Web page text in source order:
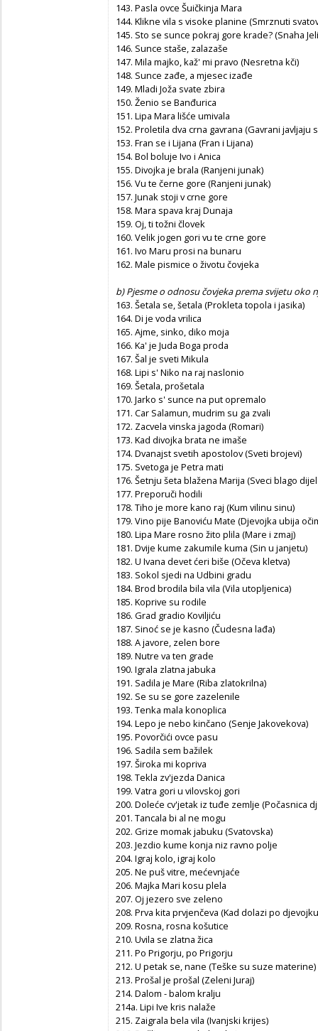
143. Pasla ovce Šuičkinja Mara
144. Klikne vila s visoke planine (Smrznuti
145. Sto se sunce pokraj gore krade? (Snaha
146. Sunce staše, zalazaše
147. Mila majko, kaž' mi pravo (Nesretna kči)
148. Sunce zađe, a mjesec izađe
149. Mladi Joža svate zbira
150. Ženio se Banđurica
151. Lipa Mara lišće umivala
152. Proletila dva crna gavrana (Gavrani javljaju
153. Fran se i Lijana (Fran i Lijana)
154. Bol boluje Ivo i Anica
155. Divojka je brala (Ranjeni junak)
156. Vu te černe gore (Ranjeni junak)
157. Junak stoji v crne gore
158. Mara spava kraj Dunaja
159. Oj, ti tožni človek
160. Velik jogen gori vu te crne gore
161. Ivo Maru prosi na bunaru
162. Male pismice o životu čovjeka
b) Pjesme o odnosu čovjeka prema svijetu oko
163. Šetala se, šetala (Prokleta topola i jasika)
164. Di je voda vrilica
165. Ajme, sinko, diko moja
166. Ka' je Juda Boga proda
167. Šal je sveti Mikula
168. Lipi s' Niko na raj naslonio
169. Šetala, prošetala
170. Jarko s' sunce na put opremalo
171. Car Salamun, mudrim su ga zvali
172. Zacvela vinska jagoda (Romari)
173. Kad divojka brata ne imaše
174. Dvanajst svetih apostolov (Sveti brojevi)
175. Svetoga je Petra mati
176. Šetnju šeta blažena Marija (Sveci blago
177. Preporuči hodili
178. Tiho je more kano raj (Kum vilinu sinu)
179. Vino pije Banoviću Mate (Djevojka ubija
180. Lipa Mare rosno žito plila (Mare i zmaj)
181. Dvije kume zakumile kuma (Sin u janjetu)
182. U Ivana devet ćeri biše (Očeva kletva)
183. Sokol sjedi na Udbini gradu
184. Brod brodila bila vila (Vila utopljenica)
185. Koprive su rodile
186. Grad gradio Koviljiću
187. Sinoć se je kasno (Čudesna lađa)
188. A javore, zelen bore
189. Nutre va ten grade
190. Igrala zlatna jabuka
191. Sadila je Mare (Riba zlatokrilna)
192. Se su se gore zazelenile
193. Tenka mala konoplica
194. Lepo je nebo kinčano (Senje Jakovekova)
195. Povorčići ovce pasu
196. Sadila sem bažilek
197. Široka mi kopriva
198. Tekla zv'jezda Danica
199. Vatra gori u vilovskoj gori
200. Doleće cv'jetak iz tuđe zemlje (Počasnica
201. Tancala bi al ne mogu
202. Grize momak jabuku (Svatovska)
203. Jezdio kume konja niz ravno polje
204. Igraj kolo, igraj kolo
205. Ne puš vitre, mećevnjaće
206. Majka Mari kosu plela
207. Oj jezero sve zeleno
208. Prva kita prvjenčeva (Kad dolazi po
209. Rosna, rosna košutice
210. Uvila se zlatna žica
211. Po Prigorju, po Prigorju
212. U petak se, nane (Teške su suze materine)
213. Prošal je prošal (Zeleni Juraj)
214. Dalom - balom kralju
214a. Lipi Ive kris nalaže
215. Zaigrala bela vila (Ivanjski krijes)